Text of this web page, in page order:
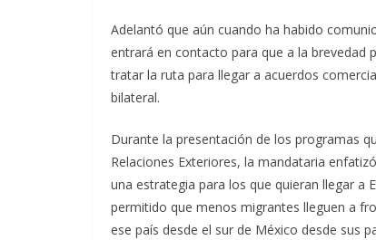
Adelantó que aún cuando ha habido
entrará en contacto para que a la brevedad
tratar la ruta para llegar a acuerdos
bilateral.
Durante la presentación de los programas
Relaciones Exteriores, la mandataria
una estrategia para los que quieran llegar a
permitido que menos migrantes lleguen a
ese país desde el sur de México desde sus